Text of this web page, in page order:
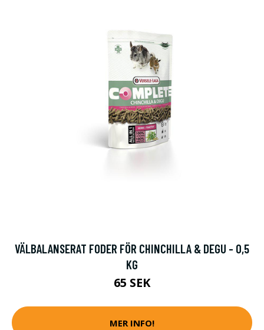
VÄLBALANSERAT FODER FÖR CHINCHILLA & DEGU - 0,5
KG
65 SEK
MER INFO!